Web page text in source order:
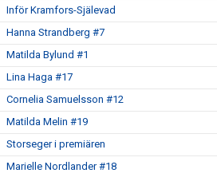
Inför Kramfors-Själevad
Hanna Strandberg #7
Matilda Bylund #1
Lina Haga #17
Cornelia Samuelsson #12
Matilda Melin #19
Storseger i premiären
Marielle Nordlander #18